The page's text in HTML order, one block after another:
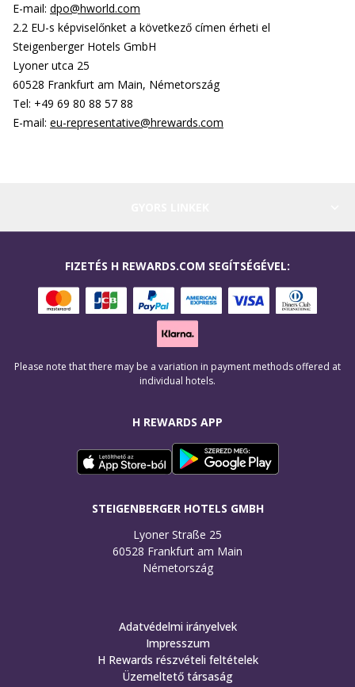
E-mail: dpo@hworld.com
2.2 EU-s képviselőnket a következő címen érheti el
Steigenberger Hotels GmbH
Lyoner utca 25
60528 Frankfurt am Main, Németország
Tel: +49 69 80 88 57 88
E-mail: eu-representative@hrewards.com
H REWARDS APP
STEIGENBERGER HOTELS GMBH
Lyoner Straße 25
60528 Frankfurt am Main
Németország
FIZETÉS H REWARDS.COM SEGÍTSÉGÉVEL:
Please note that there may be a variation in payment methods offered at
individual hotels.
Adatvédelmi irányelvek
Impresszum
H Rewards részvételi feltételek
Üzemeltető társaság